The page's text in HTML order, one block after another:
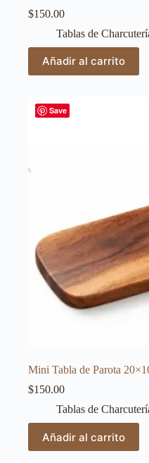
$150.00
Tablas de
Añadir al carrito
Save
Mini Tabla de Parota
$150.00
Tablas de
Añadir al carrito